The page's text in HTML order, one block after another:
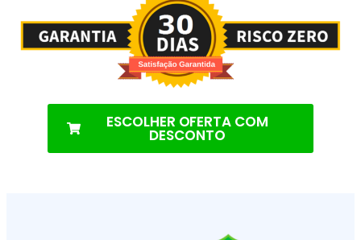
ESCOLHER OFERTA COM
DESCONTO